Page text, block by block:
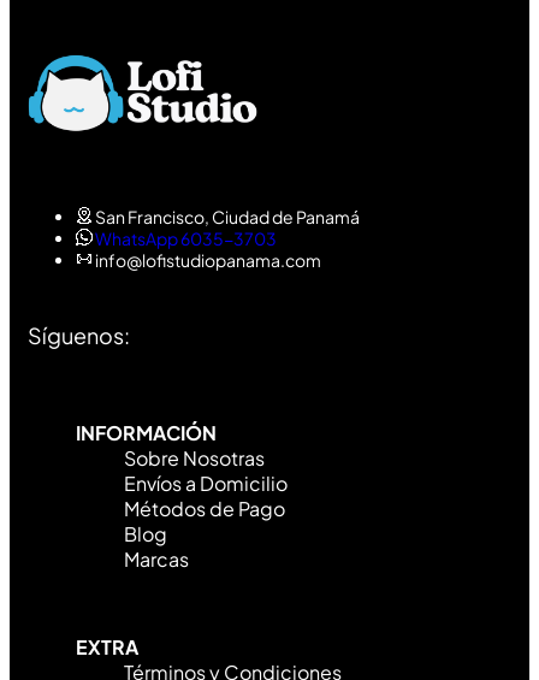
San Francisco, Ciudad de Panamá
WhatsApp 6035-3703
info@lofistudiopanama.com
Síguenos:
INFORMACIÓN
Sobre Nosotras
Envíos a Domicilio
Métodos de Pago
Blog
Marcas
EXTRA
Términos y Condiciones